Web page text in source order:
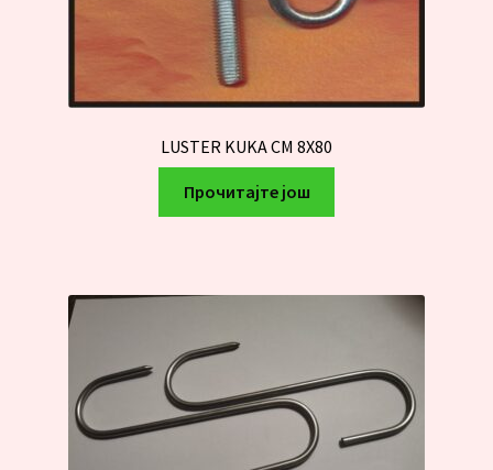
LUSTER KUKA CM 8X80
Прочитајте још